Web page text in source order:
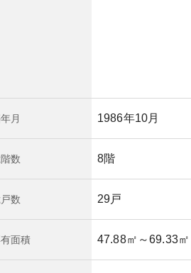
月 1986年10月
数 8階
数 29戸
面積 47.88㎡ ～69.33㎡